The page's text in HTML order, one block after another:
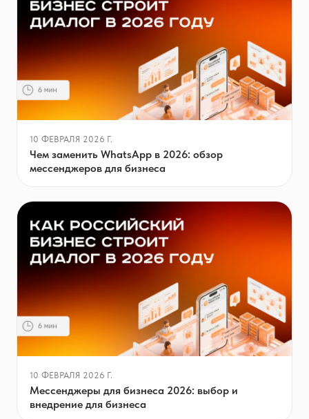
10 ФЕВРАЛЯ 2026 Г.
Чем заменить WhatsApp в 2026: обзор
мессенджеров для бизнеса
10 ФЕВРАЛЯ 2026 Г.
Мессенджеры для бизнеса 2026: выбор и
внедрение для бизнеса